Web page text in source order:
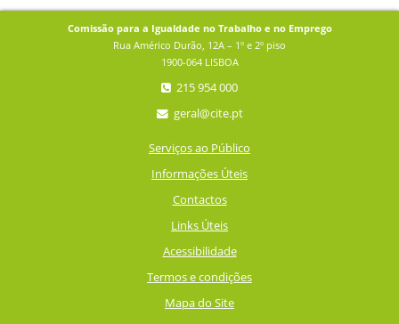
Comissão para a Igualdade no Trabalho e no Emprego
Rua Américo Durão, 12A – 1º e 2º piso
1900-064 LISBOA
215 954 000
geral@cite.pt
Serviços ao Público
Informações Úteis
Contactos
Links Úteis
Acessibilidade
Termos e condições
Mapa do Site